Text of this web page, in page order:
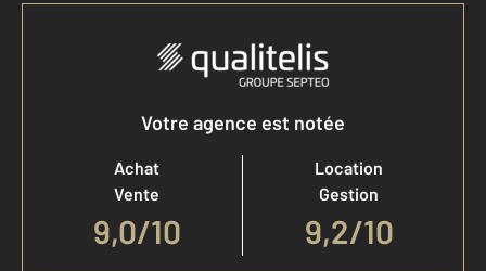
Votre agence est notée
Achat
Vente
9,0/10
Location
Gestion
9,2/10